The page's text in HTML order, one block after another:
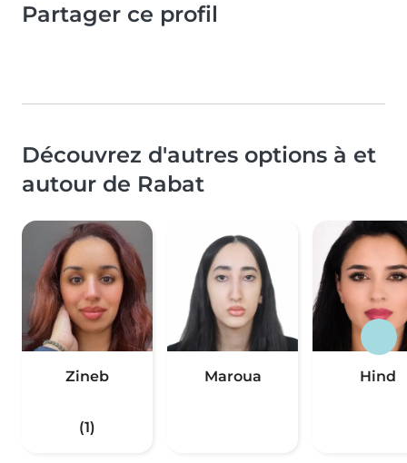
Partager ce profil
Découvrez d'autres options à et
autour de Rabat
Zineb
(1)
Maroua Hind